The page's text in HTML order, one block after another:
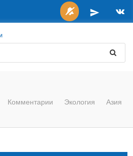
Комментарии Экология Азия